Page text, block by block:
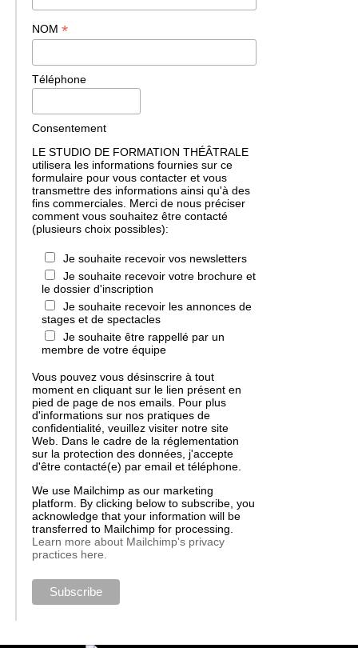
NOM *
Téléphone
Consentement
LE STUDIO DE FORMATION THÉÂTRALE
utilisera les informations fournies sur ce
formulaire pour vous contacter et vous
transmettre des informations ainsi qu'à des
fins commerciales. Merci de nous préciser
comment vous souhaitez être contacté
(plusieurs choix possibles):
Je souhaite recevoir vos newsletters
Je souhaite recevoir votre brochure et
le dossier d'inscription
Je souhaite recevoir les annonces de
stages et de spectacles
Je souhaite être rappellé par un
membre de votre équipe
Vous pouvez vous désinscrire à tout
moment en cliquant sur le lien présent en
pied de page de nos emails. Pour plus
d'informations sur nos pratiques de
confidentialité, veuillez visiter notre site
Web. Dans le cadre de la réglementation
sur la protection des données, j'accepte
d'être contacté(e) par email et téléphone.
We use Mailchimp as our marketing
platform. By clicking below to subscribe, you
acknowledge that your information will be
transferred to Mailchimp for processing.
Learn more about Mailchimp's privacy
practices here.